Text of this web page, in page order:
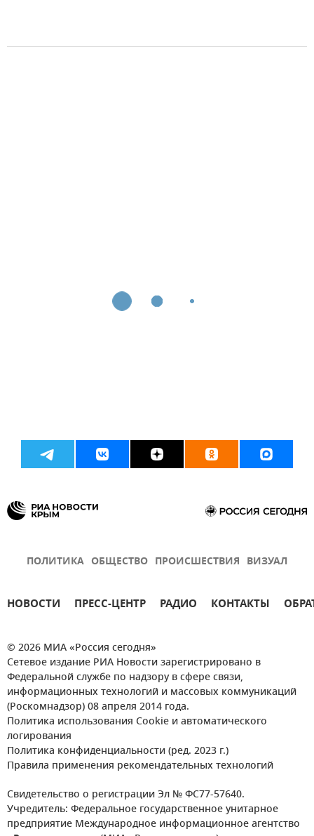
ПОЛИТИКА ОБЩЕСТВО ПРОИСШЕСТВИЯ ВИЗУАЛ
НОВОСТИ ПРЕСС-ЦЕНТР РАДИО КОНТАКТЫ
© 2026 МИА «Россия сегодня»
Сетевое издание РИА Новости зарегистрировано в
Федеральной службе по надзору в сфере связи,
информационных технологий и массовых коммуникаций
(Роскомнадзор) 08 апреля 2014 года.
Политика использования Cookie и автоматического
логирования
Политика конфиденциальности (ред. 2023 г.)
Правила применения рекомендательных технологий
Свидетельство о регистрации Эл № ФС77-57640.
Учредитель: Федеральное государственное унитарное
предприятие Международное информационное агентство